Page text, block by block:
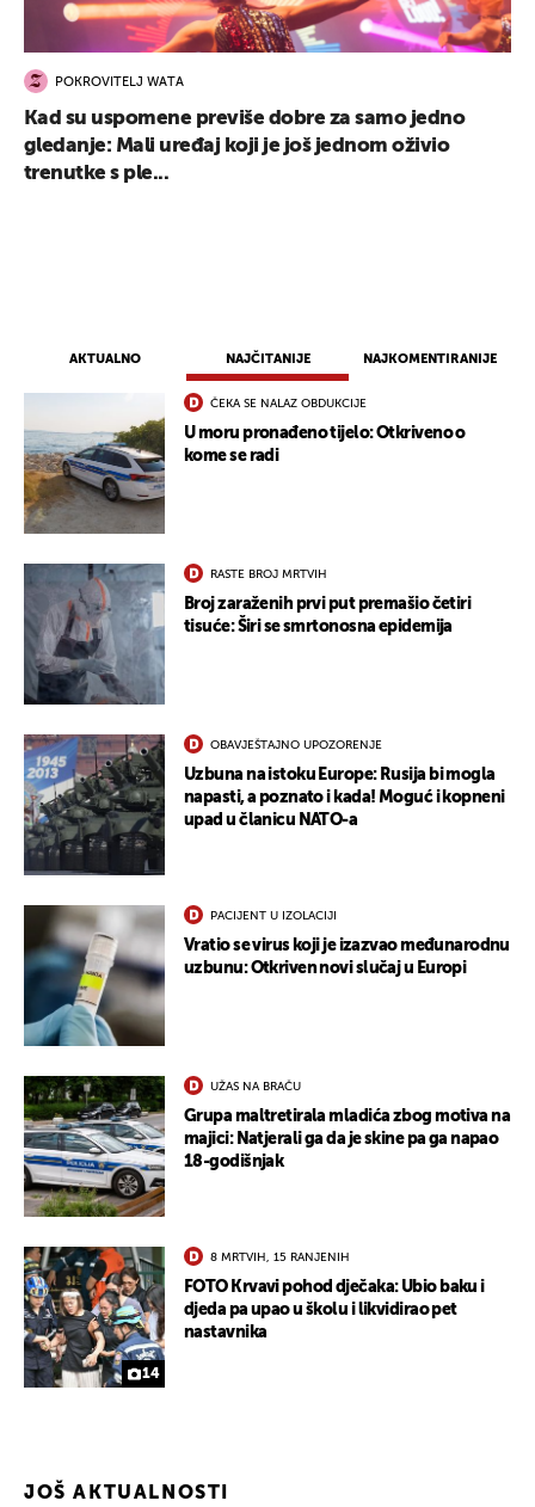
AKTUALNO NAJČITANIJE NAJKOMENTIRANIJE
ČEKA SE NALAZ OBDUKCIJE
U moru pronađeno tijelo: Otkriveno o
kome se radi
RASTE BROJ MRTVIH
Broj zaraženih prvi put premašio četiri
tisuće: Širi se smrtonosna epidemija
OBAVJEŠTAJNO UPOZORENJE
Uzbuna na istoku Europe: Rusija bi mogla
napasti, a poznato i kada! Moguć i kopneni
upad u članicu NATO-a
PACIJENT U IZOLACIJI
Vratio se virus koji je izazvao međunarodnu
uzbunu: Otkriven novi slučaj u Europi
UŽAS NA BRAČU
Grupa maltretirala mladića zbog motiva na
majici: Natjerali ga da je skine pa ga napao
18-godišnjak
14
8 MRTVIH, 15 RANJENIH
FOTO Krvavi pohod dječaka: Ubio baku i
djeda pa upao u školu i likvidirao pet
nastavnika
JOŠ AKTUALNOSTI
POKROVITELJ WATA
Kad su uspomene previše dobre za samo jedno
gledanje: Mali uređaj koji je još jednom oživio
trenutke s ple...
UKLJUČITE NOTIFIKACIJE